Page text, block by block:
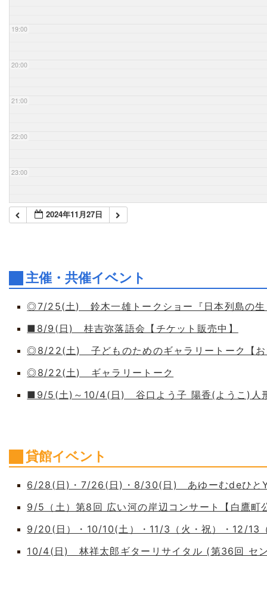
19:00
20:00
21:00
22:00
23:00
2024年11月27日
主催・共催イベント
◎7/25(土) 鈴木一雄トークショー『日本列島の生
■8/9(日) 桂吉弥落語会【チケット販売中】
◎8/22(土) 子どものためのギャラリートーク【お
◎8/22(土) ギャラリートーク
■9/5(土)～10/4(日) 谷口よう子 陽香(ようこ)人
貸館イベント
6/28(日)・7/26(日)・8/30(日) あゆーむdeひと
9/5（土）第8回 広い河の岸辺コンサート【白鷹町
9/20(日）・10/10(土）・11/3（火・祝）・12/
10/4(日) 林祥太郎ギターリサイタル (第36回 セ